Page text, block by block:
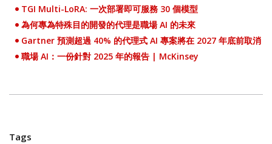
TGI Multi-LoRA: 一次部署即可服務 30 個模型
為何專為特殊目的開發的代理是職場 AI 的未來
Gartner 預測超過 40% 的代理式 AI 專案將在 2027 年底前取消
職場 AI：一份針對 2025 年的報告 | McKinsey
Tags